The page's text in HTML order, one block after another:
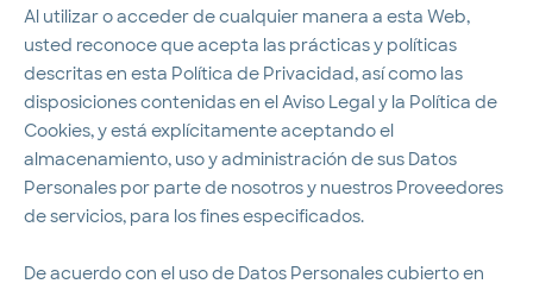
Al utilizar o acceder de cualquier manera a esta Web,
usted reconoce que acepta las prácticas y políticas
descritas en esta Política de Privacidad, así como las
disposiciones contenidas en el Aviso Legal y la Política de
Cookies, y está explícitamente aceptando el
almacenamiento, uso y administración de sus Datos
Personales por parte de nosotros y nuestros Proveedores
de servicios, para los fines especificados.
De acuerdo con el uso de Datos Personales cubierto en